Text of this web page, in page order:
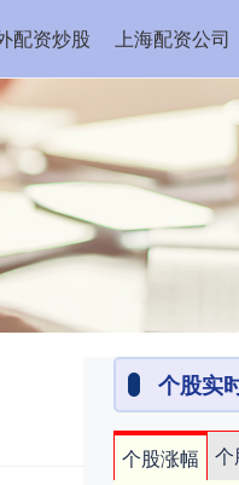
配资炒股 上海配资公司
个股实
个股涨幅 个